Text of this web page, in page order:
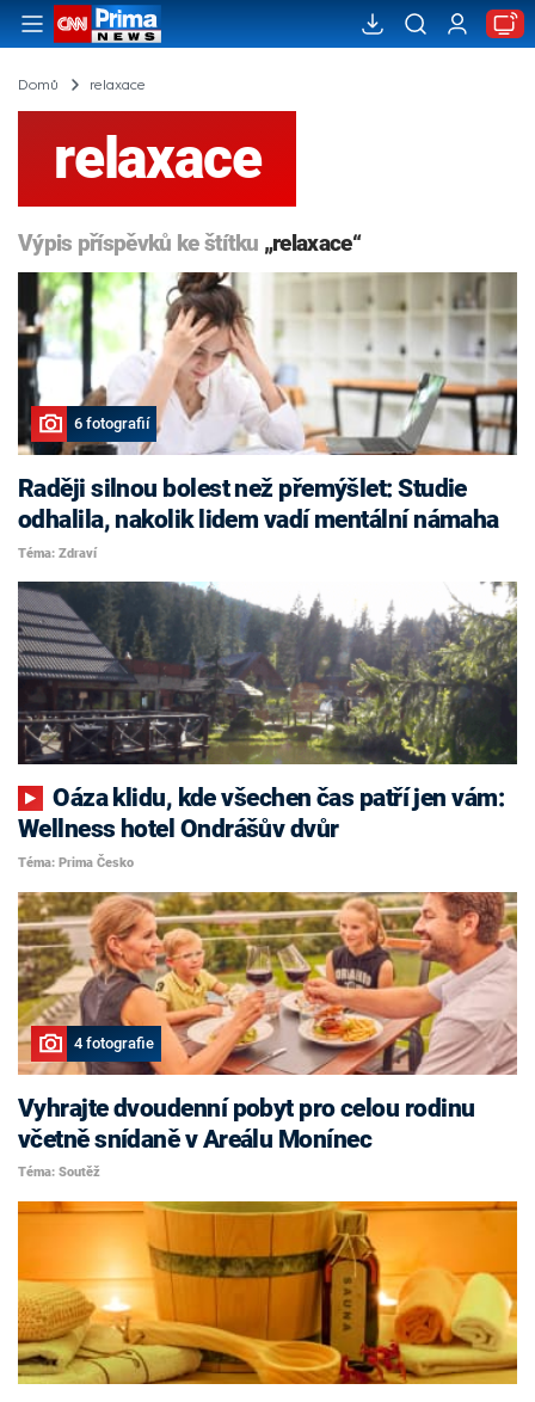
Domů relaxace
relaxace
Výpis příspěvků ke štítku „relaxace“
6 fotografií
Raději silnou bolest než přemýšlet: Studie
odhalila, nakolik lidem vadí mentální námaha
Téma: Zdraví
Oáza klidu, kde všechen čas patří jen vám:
Wellness hotel Ondrášův dvůr
Téma: Prima Česko
4 fotografie
Vyhrajte dvoudenní pobyt pro celou rodinu
včetně snídaně v Areálu Monínec
Téma: Soutěž